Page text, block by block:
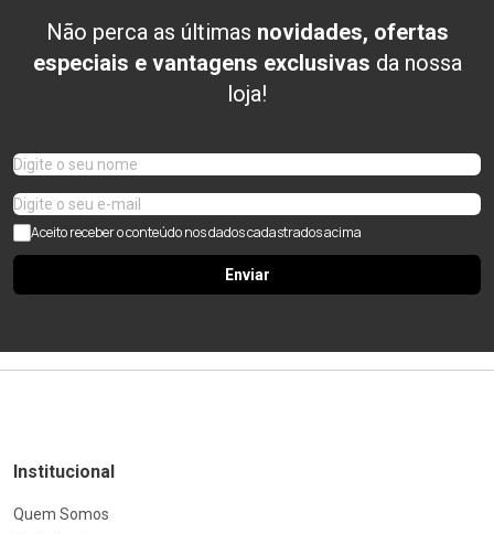
Não perca as últimas novidades, ofertas
especiais e vantagens exclusivas da nossa
loja!
Aceito receber o conteúdo nos dados cadastrados acima
Enviar
Institucional
Quem Somos